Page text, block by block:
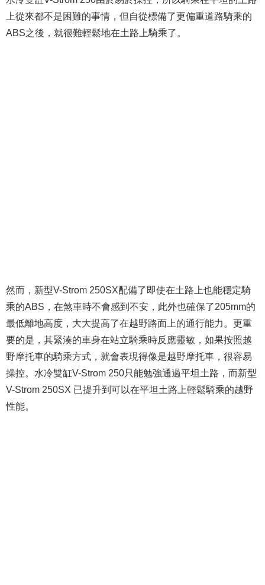
上從來都不是困難的事情， 但自從標備了更偏重道路騎乘的
ABS之後，就很難輕鬆地在土路上騎乘了。
然而，新型V-Strom 250SX配備了即使在土路上也能穩定騎
乘的ABS，在煞車時不會感到不安，此外也確保了205mm的
最低離地高度，大大提高了在越野路面上的通行能力。更重
要的是，其緊湊的車身在站立騎乘時反應靈敏，如果按照越
野摩托車的騎乘方式，就會表現得像是越野摩托車，很容易
操控。水冷雙缸V-Strom 250只能勉強通過平坦土路，而新型
V-Strom 250SX 已提升到可以在平坦土路上輕鬆騎乘的越野
性能。